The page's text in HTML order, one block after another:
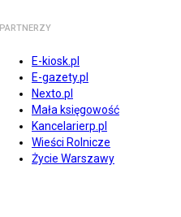
PARTNERZY
E-kiosk.pl
E-gazety.pl
Nexto.pl
Mała księgowość
Kancelarierp.pl
Wieści Rolnicze
Życie Warszawy